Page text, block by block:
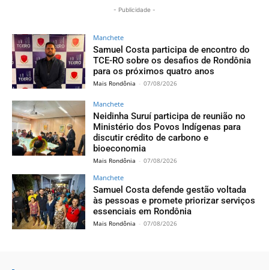
- Publicidade -
Manchete
Samuel Costa participa de encontro do
TCE-RO sobre os desafios de Rondônia
para os próximos quatro anos
Mais Rondônia - 07/08/2026
Manchete
Neidinha Suruí participa de reunião no
Ministério dos Povos Indígenas para
discutir crédito de carbono e
bioeconomia
Mais Rondônia - 07/08/2026
Manchete
Samuel Costa defende gestão voltada
às pessoas e promete priorizar serviços
essenciais em Rondônia
Mais Rondônia - 07/08/2026